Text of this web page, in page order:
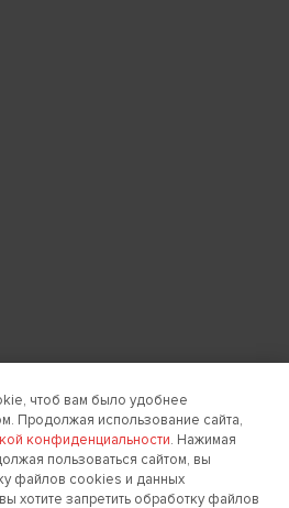
чтоб вам было удобнее
Продолжая использование сайта,
конфиденциальности. Нажимая
пользоваться сайтом, вы
файлов cookies и данных
хотите запретить обработку файлов